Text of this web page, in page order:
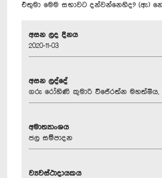
එතුමා මෙම සභාවට දන්වන්නෙහිද? (ඇ)
අසන ලද දිනය
2020-11-03
අසන ලද්දේ
ගරු රෝහිණි කුමාරි විජේරත්න මහත්මිය,
අමාත්‍යාංශය
ජල සම්පාදන
ව්‍යවස්ථාදායකය